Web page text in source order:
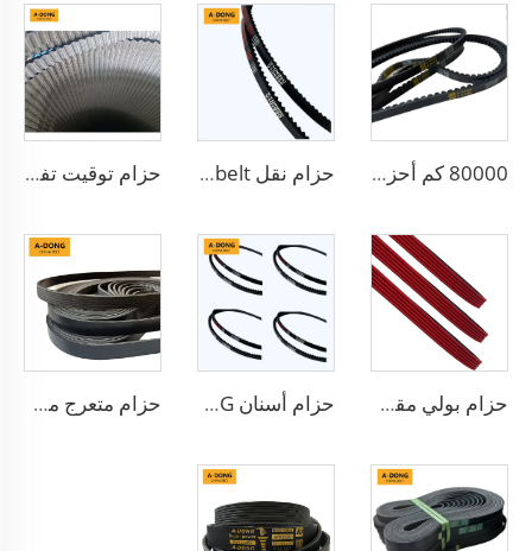
80000 كم أحزمة بولي-في متعددة التجويفات عالية الجودة، أحزمة بولي-في/ أحزمة دقيقة ذات تجويفات صغيرة وأحزمة سير حزامية - مصنع في الصين/خدمة تصنيع المعدات الأصلية حزام نقل V-belt كهربائي فعال 13X900LA بأسنان مطاطية لنقل الحركة بالتروس، حزام الدينامو حزام توقيت تفلون/الموديل 941006 123RP270H HNBR+تفلون لمحرك الديزل
حزام بولي مقولب/5PK1173 من مادة EPDM، مناسب لمحركات السباق، عالي الجودة حزام أسنان A-DONG أحزمة نقل عالية الأداء حزام متعرج مضاد للحرارة من مطاط EPDM حزام PK بولي مسنن